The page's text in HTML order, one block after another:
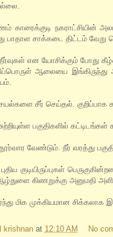
காரைக்குடி நகராட்சியின்
பாதாள சாக்கடை திட்டம்
என யோசிக்கும் போது
ஆலையை
சீர் செய்தல். குறிப்பாக
பகுதிகளில்
வேண்டும். நீர் வரத்து
புதிய குடியிருப்புகள்
கிணறுக்கு அனுமதி
மிக முக்கியமான சிக்கலாக
krishnan at 12:10 AM
No